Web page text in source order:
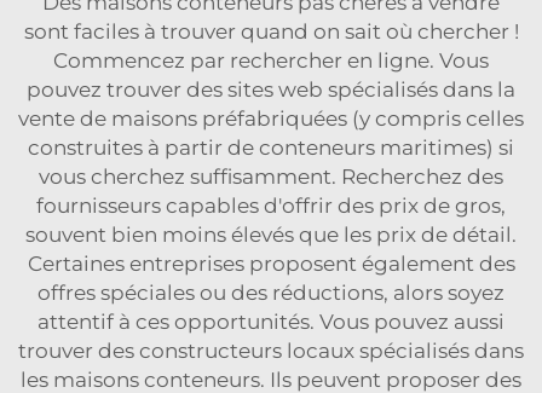
sont faciles à trouver quand on sait où chercher !
Commencez par rechercher en ligne. Vous
pouvez trouver des sites web spécialisés dans la
vente de maisons préfabriquées (y compris celles
construites à partir de conteneurs maritimes) si
vous cherchez suffisamment. Recherchez des
fournisseurs capables d'offrir des prix de gros,
souvent bien moins élevés que les prix de détail.
Certaines entreprises proposent également des
offres spéciales ou des réductions, alors soyez
attentif à ces opportunités. Vous pouvez aussi
trouver des constructeurs locaux spécialisés dans
les maisons conteneurs. Ils peuvent proposer des